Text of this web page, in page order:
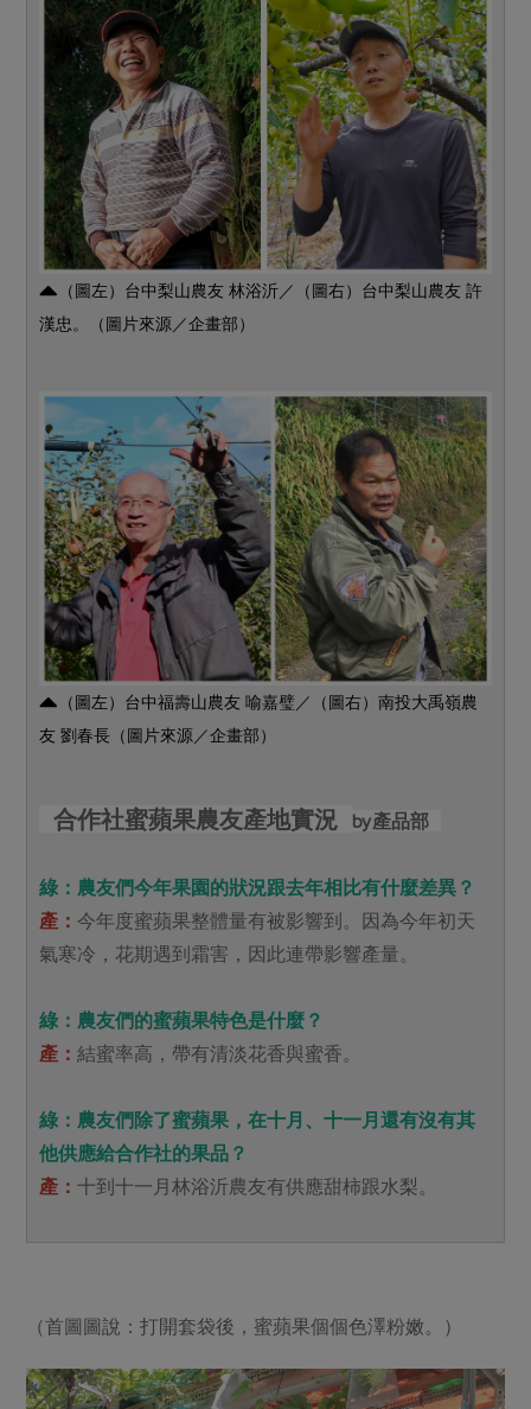
（圖左）台中梨山農友 林浴沂／（圖右）台中梨山農友 許
漢忠。（圖片來源／企畫部）
（圖左）台中福壽山農友 喻嘉璧／（圖右）南投大禹嶺農
友 劉春長（圖片來源／企畫部）
合作社蜜蘋果農友產地實況 by產品部
綠：農友們今年果園的狀況跟去年相比有什麼差異？
產： 今年度蜜蘋果整體量有被影響到。因為今年初天
氣寒冷，花期遇到霜害，因此連帶影響產量。
綠：農友們的蜜蘋果特色是什麼？
產：結蜜率高，帶有清淡花香與蜜香。
綠：農友們除了蜜蘋果，在十月、十一月還有沒有其
他供應給合作社的果品？
產：十到十一月林浴沂農友有供應甜柿跟水梨。
（首圖圖說：打開套袋後，蜜蘋果個個色澤粉嫩。）